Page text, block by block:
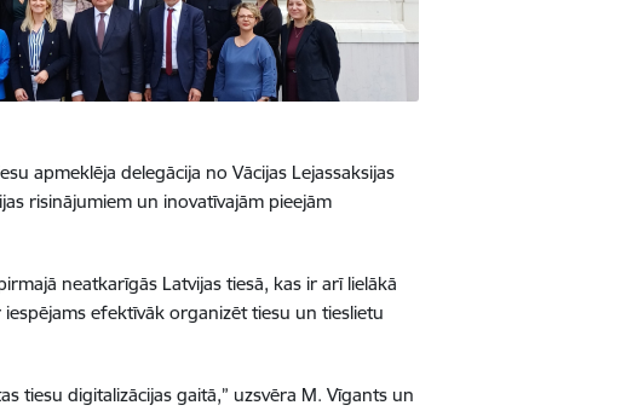
apmeklēja delegācija no Vācijas Lejassaksijas
risinājumiem un inovatīvajām pieejām
neatkarīgās Latvijas tiesā, kas ir arī lielākā
efektīvāk organizēt tiesu un tieslietu
tiesu digitalizācijas gaitā,” uzsvēra M. Vīgants un